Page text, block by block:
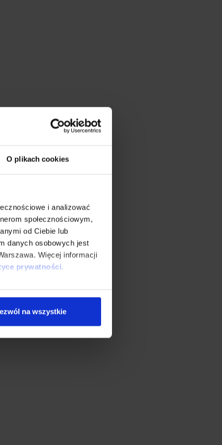
O plikach cookies
i analizować
społecznościowym,
od Ciebie lub
danych osobowych jest
Więcej informacji
prywatności.
lub „Ustawienia
na wszystkie